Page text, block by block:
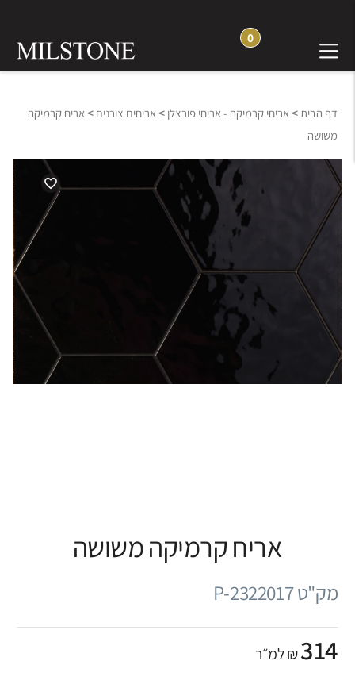
0
דף הבית> אריחי קרמיקה - אריחי פורצלן > אריחים צורנים > אריח קרמיקה
משושה
אריח קרמיקה משושה
מק"ט P-2322017
314₪ למ״ר